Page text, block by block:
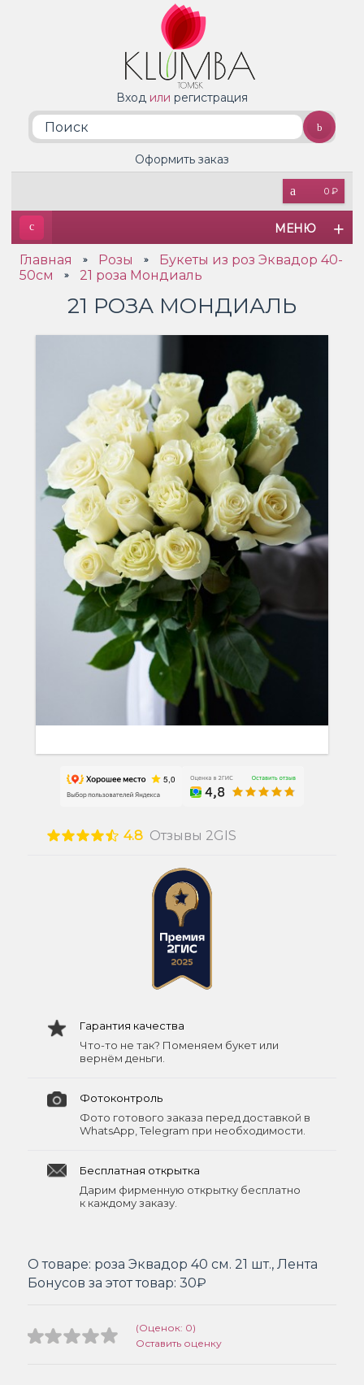
Вход или регистрация
0 ₽
Оформить заказ
МЕНЮ
Главная » Розы »
Букеты из роз Эквадор 40-
50см
» 21 роза Мондиаль
21 РОЗА МОНДИАЛЬ
4.8 Отзывы 2GIS
Гарантия качества
Что-то не так? Поменяем букет или
вернём деньги.
Фотоконтроль
Фото готового заказа перед доставкой в
WhatsApp, Telegram при необходимости.
Бесплатная открытка
Дарим фирменную открытку бесплатно
к каждому заказу.
О товаре: роза Эквадор 40 см. 21 шт., Лента
Бонусов за этот товар: 30₽
(Оценок: 0)
Оставить оценку